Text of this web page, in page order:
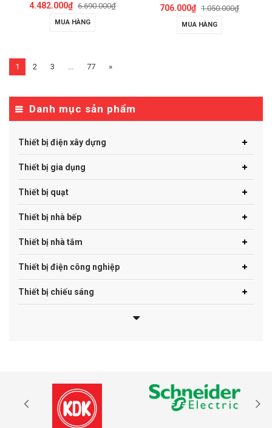
4.482.000₫ 6.690.000₫
MUA HÀNG
706.000₫ 1.050.000₫
MUA HÀNG
1 2 3 ... 77 »
Danh mục sản phẩm
Thiết bị điện xây dựng
Thiết bị gia dụng
Thiết bị quạt
Thiết bị nhà bếp
Thiết bị nhà tắm
Thiết bị điện công nghiệp
Thiết bị chiếu sáng